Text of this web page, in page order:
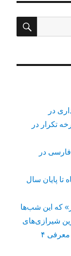
در
با «پایتخت7» و چرخه تکرار در
در
تا پایان سال
که این شب‌ها
شیرازی‌های
از کجا اکانت اسپاتیفای پرمیوم بخریم؟ معرفی ۴